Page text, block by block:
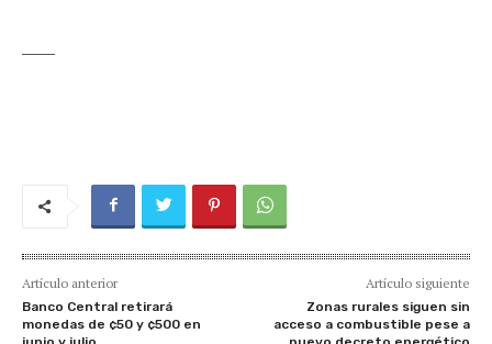
Artículo anterior
Banco Central retirará
monedas de ¢50 y ¢500 en
Artículo siguiente
Zonas rurales siguen sin
acceso a combustible pese a